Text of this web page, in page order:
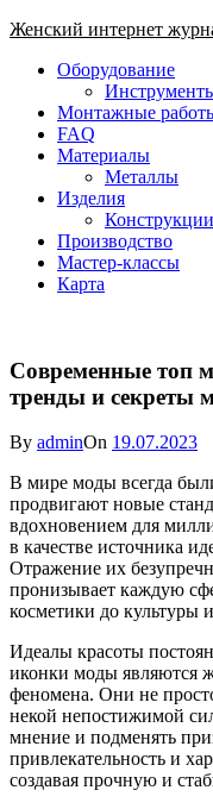
Skip
content
Женский интернет
Close
Оборудование
Монтажные
FAQ
Материалы
Металлы
Изделия
Конструкции
Производство
Мастер-классы
Карта
Современные топ
тренды и секреты
By adminOn 19.07.2023
В мире моды всегда
продвигают новые
вдохновением для
в качестве источника
Отражение их
пронизывает каждую
косметики до культуры
Идеалы красоты
иконки моды являются
феномена. Они не
некой непостижимой
мнение и подменять
привлекательность и
создавая прочную и